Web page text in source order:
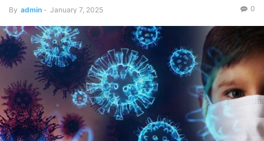
By admin - January 7, 2025 0